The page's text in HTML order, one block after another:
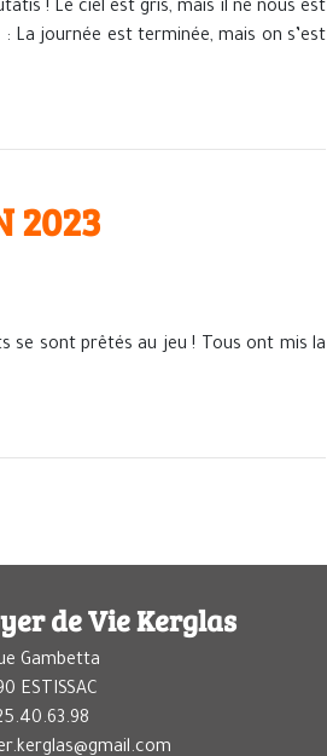
! Le ciel est gris, mais il ne nous est
La journée est terminée, mais on s’est
2023
se sont prêtés au jeu ! Tous ont mis la
de Vie Kerglas
Gambetta
ESTISSAC